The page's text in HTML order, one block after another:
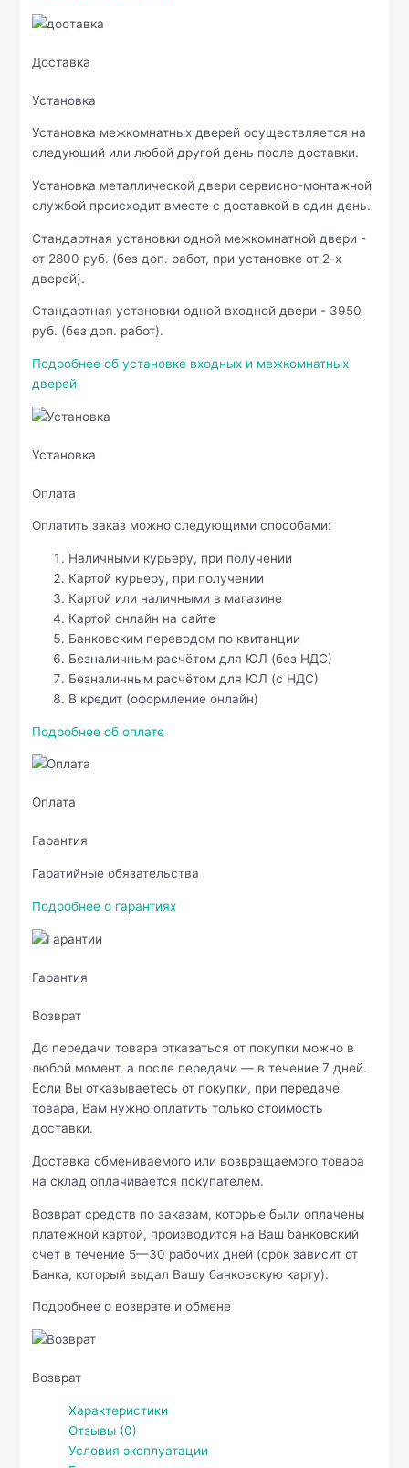
Доставка
Установка
Установка межкомнатных дверей осуществляется на
следующий или любой другой день после доставки.
Установка металлической двери сервисно-монтажной
службой происходит вместе с доставкой в один день.
Стандартная установки одной межкомнатной двери -
от 2800 руб. (без доп. работ, при установке от 2-х
дверей).
Стандартная установки одной входной двери - 3950
руб. (без доп. работ).
Подробнее об установке входных и межкомнатных
дверей
Установка
Оплата
Оплатить заказ можно следующими способами:
Наличными курьеру, при получении
Картой курьеру, при получении
Картой или наличными в магазине
Картой онлайн на сайте
Банковским переводом по квитанции
Безналичным расчётом для ЮЛ (без НДС)
Безналичным расчётом для ЮЛ (с НДС)
В кредит (оформление онлайн)
Подробнее об оплате
Оплата
Гарантия
Гаратийные обязательства
Подробнее о гарантиях
Гарантия
Возврат
До передачи товара отказаться от покупки можно в
любой момент, а после передачи — в течение 7 дней.
Если Вы отказываетесь от покупки, при передаче
товара, Вам нужно оплатить только стоимость
доставки.
Доставка обмениваемого или возвращаемого товара
на склад оплачивается покупателем.
Возврат средств по заказам, которые были оплачены
платёжной картой, производится на Ваш банковский
счет в течение 5—30 рабочих дней (срок зависит от
Банка, который выдал Вашу банковскую карту).
Подробнее о возврате и обмене
Возврат
Характеристики
Отзывы (0)
Условия эксплуатации